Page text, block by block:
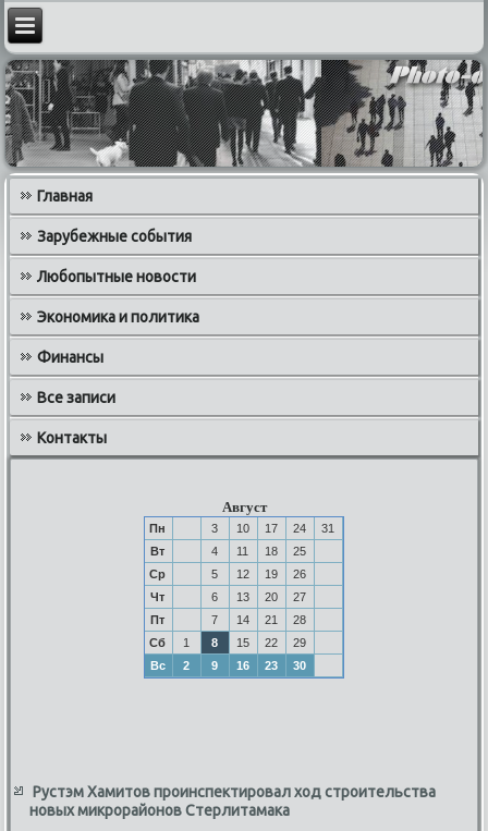
Главная
Зарубежные события
Любопытные новости
Экономика и политика
Финансы
Все записи
Контакты
Август
Пн 3 10 17 24
31
Вт
4 11 18
25
Ср
5 12 19
26
Чт
6 13 20
27
Пт
7 14 21
28
Сб
1 8 15 22
29
Вс
2 9 16 23 30
Рустэм Хамитов проинспектировал ход строительства
новых микрорайонов Стерлитамака